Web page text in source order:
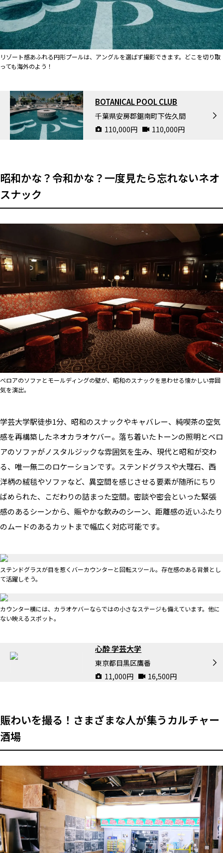
リゾート感あふれる円形プールは、アングルを選ばず撮影できます。どこを切り取
っても海外のよう！
BOTANICAL POOL CLUB
千葉県安房郡鋸南町下佐久間
110,000円 110,000円
昭和かな？令和かな？一度見たら忘れないネオ
スナック
ベロアのソファとモールディングの壁が、昭和のスナックを思わせる懐かしい雰囲
気を演出。
学芸大学駅徒歩1分、昭和のスナックやキャバレー、純喫茶の空気
感を再構築したネオカラオケバー。落ち着いたトーンの照明とベロ
アのソファがノスタルジックな雰囲気を生み、現代と昭和が交わ
る、唯一無二のロケーションです。ステンドグラスや大理石、西
洋柄の絨毯やソファなど、異空間を感じさせる要素が随所にちり
ばめられた、こだわりの詰まった空間。密談や密会といった緊張
感のあるシーンから、賑やかな飲みのシーン、距離感の近いふたり
のムードのあるカットまで幅広く対応可能です。
ステンドグラスが目を惹くバーカウンターと回転スツール。存在感のある背景とし
て活躍しそう。
カウンター横には、カラオケバーならではの小さなステージも備えています。他に
ない映えるスポット。
心酔 学芸大学
東京都目黒区鷹番
11,000円 16,500円
賑わいを撮る！さまざまな人が集うカルチャー
酒場